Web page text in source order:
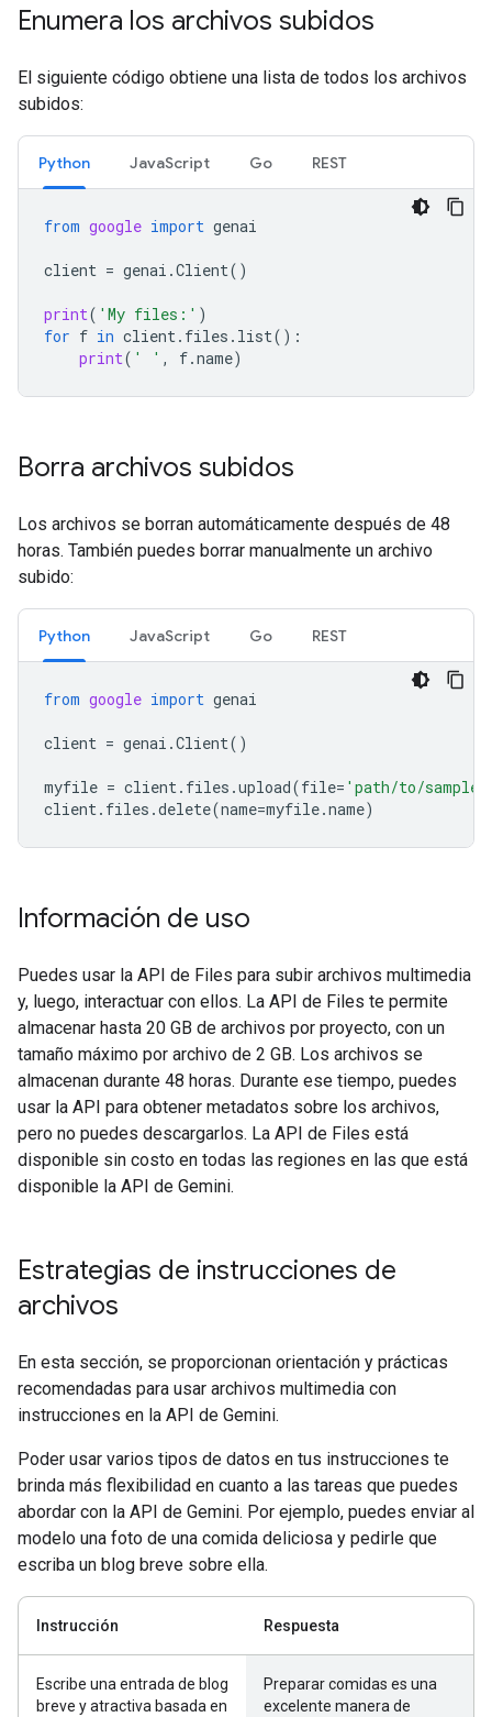
Enumera los archivos subidos
El siguiente código obtiene una lista de todos los archivos
subidos:
Python JavaScript Go REST
from google import genai
client = genai .Client()
print( 'My files:' )
for f in client. files . list():
print( ' ' , f.name)
Borra archivos subidos
Los archivos se borran automáticamente después de 48
horas. También puedes borrar manualmente un archivo
subido:
Python JavaScript Go REST
from google import genai
client = genai .Client()
myfile = client. files .upload(file= 'path/to/
client. files .delete(name=myfile.name)
Información de uso
Puedes usar la API de Files para subir archivos multimedia
y, luego, interactuar con ellos. La API de Files te permite
almacenar hasta 20 GB de archivos por proyecto, con un
tamaño máximo por archivo de 2 GB. Los archivos se
almacenan durante 48 horas. Durante ese tiempo, puedes
usar la API para obtener metadatos sobre los archivos,
pero no puedes descargarlos. La API de Files está
disponible sin costo en todas las regiones en las que está
disponible la API de Gemini.
Estrategias de instrucciones de
archivos
En esta sección, se proporcionan orientación y prácticas
recomendadas para usar archivos multimedia con
instrucciones en la API de Gemini.
Poder usar varios tipos de datos en tus instrucciones te
brinda más flexibilidad en cuanto a las tareas que puedes
abordar con la API de Gemini. Por ejemplo, puedes enviar al
modelo una foto de una comida deliciosa y pedirle que
escriba un blog breve sobre ella.
Instrucción Respuesta
Escribe una entrada de blog
breve y atractiva basada en
Preparar comidas es una
excelente manera de